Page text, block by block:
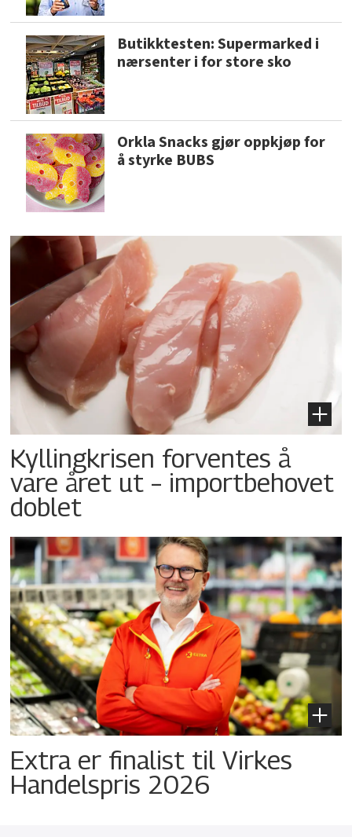
Butikktesten: Supermarked i
nærsenter i for store sko
Orkla Snacks gjør oppkjøp for
å styrke BUBS
Kyllingkrisen forventes å
vare året ut – importbehovet
doblet
Extra er finalist til Virkes
Handelspris 2026